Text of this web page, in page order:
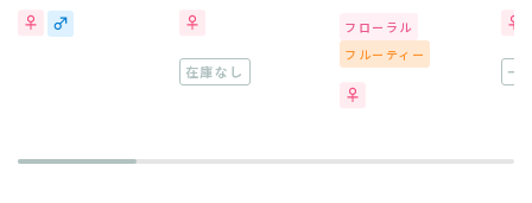
在庫なし
フローラル
フルーティー
一